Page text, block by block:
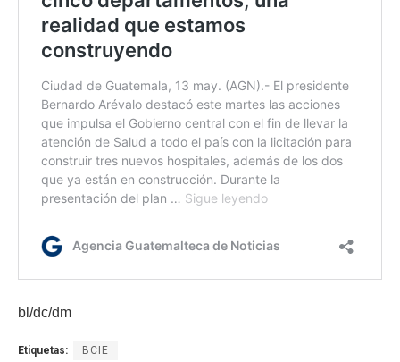
bl/dc/dm
Etiquetas: BCIE